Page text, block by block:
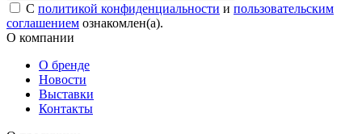
С политикой конфиденциальности и пользовательским
соглашением ознакомлен(а).
О компании
О бренде
Новости
Выставки
Контакты